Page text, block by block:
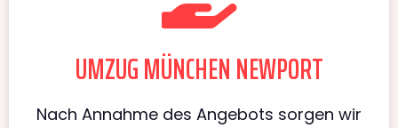
UMZUG MÜNCHEN NEWPORT
Nach Annahme des Angebots sorgen wir